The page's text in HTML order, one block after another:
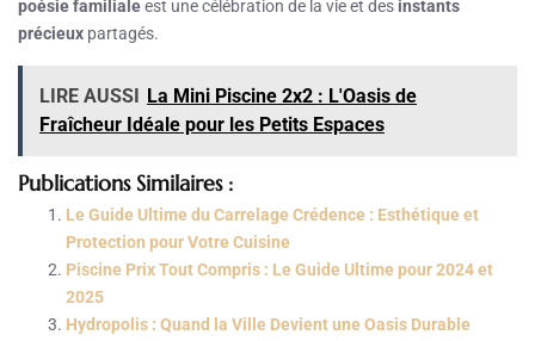
poésie familialeest une célébration de la vie et des instants
précieux partagés.
LIRE AUSSI La Mini Piscine 2x2 : L'Oasis de
Fraîcheur Idéale pour les Petits Espaces
Publications Similaires :
Le Guide Ultime du Carrelage Crédence : Esthétique et
Protection pour Votre Cuisine
Piscine Prix Tout Compris : Le Guide Ultime pour 2024 et
2025
Hydropolis : Quand la Ville Devient une Oasis Durable